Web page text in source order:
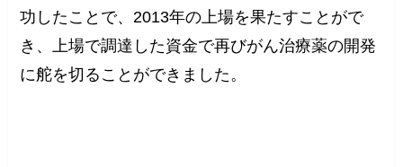
功したことで、2013年の上場を果たすことがで
き、上場で調達した資金で再びがん治療薬の開発
に舵を切ることができました。